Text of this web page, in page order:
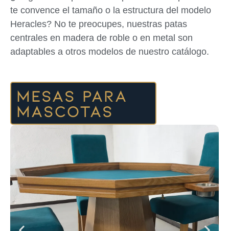
te convence el tamaño o la estructura del modelo
Heracles? No te preocupes, nuestras patas
centrales en madera de roble o en metal son
adaptables a otros modelos de nuestro catálogo.
Mesas para
mascotas